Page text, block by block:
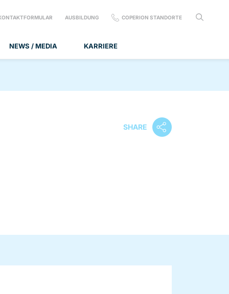
NEWS / MEDIA KARRIERE
AUSBILDUNG COPERION STANDORTE
SHARE